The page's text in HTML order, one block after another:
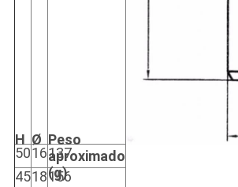
H Ø Peso
aproximado
(g)
5016137
4518156